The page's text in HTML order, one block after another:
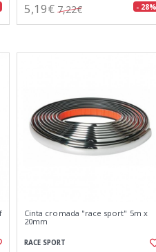
5,19€ 7,22€ - 28%
Cinta cromada "race sport" 5m x
20mm
RACE SPORT